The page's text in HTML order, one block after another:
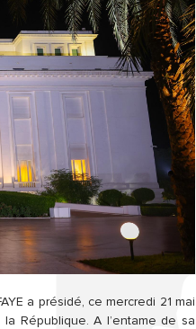
a présidé, ce mercredi 21 mai
République. A l’entame de sa